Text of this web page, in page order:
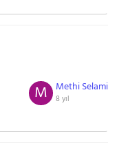
Methi Selami
8 yıl
M